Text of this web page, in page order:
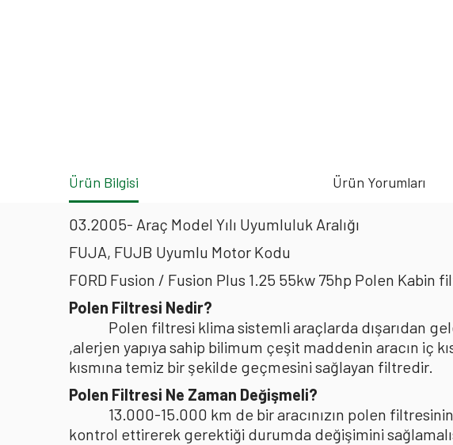
Ürün Bilgisi Ürün Yorumları
03.2005- Araç Model Yılı Uyumluluk Aralığı
FUJA, FUJB Uyumlu Motor Kodu
FORD Fusion / Fusion Plus 1.25 55kw 75hp Polen Kabin
Polen Filtresi Nedir?
Polen filtresi klima sistemli araçlarda dışarıdan
,alerjen yapıya sahip bilimum çeşit maddenin aracın iç
kısmına temiz bir şekilde geçmesini sağlayan filtredir.
Polen Filtresi Ne Zaman Değişmeli?
13.000-15.000 km de bir aracınızın polen
kontrol ettirerek gerektiği durumda değişimini